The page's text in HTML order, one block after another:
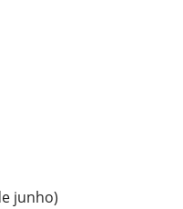
junho)